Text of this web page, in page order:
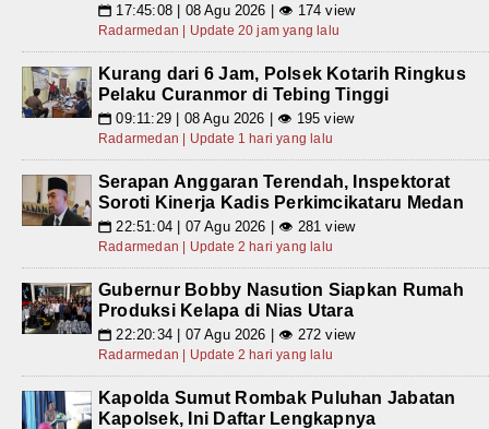
📅 17:45:08 | 08 Agu 2026 | 👁 174 view
Radarmedan | Update 20 jam yang lalu
Kurang dari 6 Jam, Polsek Kotarih Ringkus
Pelaku Curanmor di Tebing Tinggi
📅 09:11:29 | 08 Agu 2026 | 👁 195 view
Radarmedan | Update 1 hari yang lalu
Serapan Anggaran Terendah, Inspektorat
Soroti Kinerja Kadis Perkimcikataru Medan
📅 22:51:04 | 07 Agu 2026 | 👁 281 view
Radarmedan | Update 2 hari yang lalu
Gubernur Bobby Nasution Siapkan Rumah
Produksi Kelapa di Nias Utara
📅 22:20:34 | 07 Agu 2026 | 👁 272 view
Radarmedan | Update 2 hari yang lalu
Kapolda Sumut Rombak Puluhan Jabatan
Kapolsek, Ini Daftar Lengkapnya